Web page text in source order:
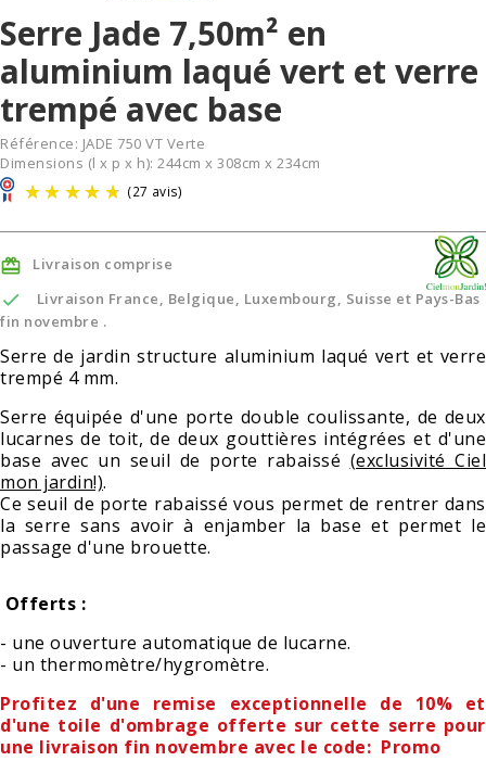
Serre Jade 7,50m² en
aluminium laqué vert et verre
trempé avec base
Référence: JADE 750 VT Verte
Dimensions (l x p x h): 244cm x 308cm x 234cm
 Livraison comprise

Livraison France, Belgique, Luxembourg, Suisse et Pays-Bas
fin novembre .
Serre de jardin structure aluminium laqué vert et verre
trempé 4 mm.
Serre équipée d'une porte double coulissante, de deux
lucarnes de toit, de deux gouttières intégrées et d'une
base avec un seuil de porte rabaissé (exclusivité Ciel
mon jardin!).
Ce seuil de porte rabaissé vous permet de rentrer dans
la serre sans avoir à enjamber la base et permet le
passage d'une brouette.
Offerts :
- une ouverture automatique de lucarne.
- un thermomètre/hygromètre.
Profitez d'une remise exceptionnelle de 10% et
d'une toile d'ombrage offerte sur cette serre pour
une livraison fin novembre avec le code: Promo